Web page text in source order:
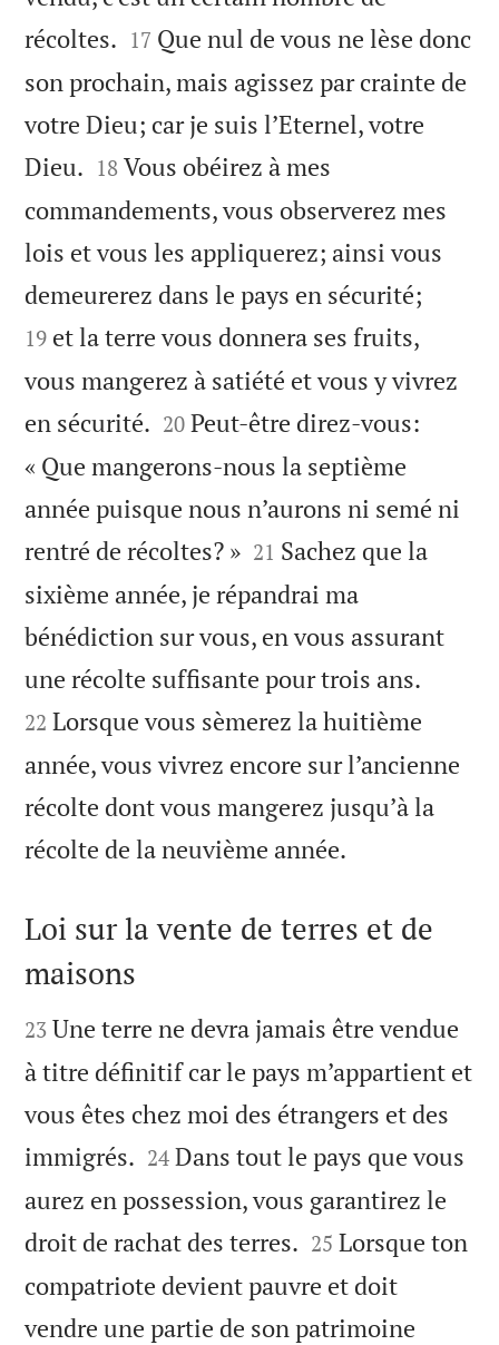
récoltes. 

17 Que nul de vous ne lèse donc
son prochain, mais agissez par crainte de
votre Dieu; car je suis l’Eternel, votre
Dieu. 

18 Vous obéirez à mes
commandements, vous observerez mes
lois et vous les appliquerez; ainsi vous
demeurerez dans le pays en sécurité;
19 et la terre vous donnera ses fruits,
vous mangerez à satiété et vous y vivrez
en sécurité. 

20 Peut-être direz-vous:
« Que mangerons-nous la septième
année puisque nous n’aurons ni semé ni
rentré de récoltes? »
21 Sachez que la
sixième année, je répandrai ma
bénédiction sur vous, en vous assurant
une récolte suffisante pour trois ans.
22 Lorsque vous sèmerez la huitième
année, vous vivrez encore sur l’ancienne
récolte dont vous mangerez jusqu’à la
récolte de la neuvième année.

Loi sur la vente de terres et de
maisons

23 Une terre ne devra jamais être vendue
à titre définitif car le pays m’appartient et
vous êtes chez moi des étrangers et des
immigrés. 

24 Dans tout le pays que vous
aurez en possession, vous garantirez le
droit de rachat des terres. 

25 Lorsque ton
compatriote devient pauvre et doit
vendre une partie de son patrimoine